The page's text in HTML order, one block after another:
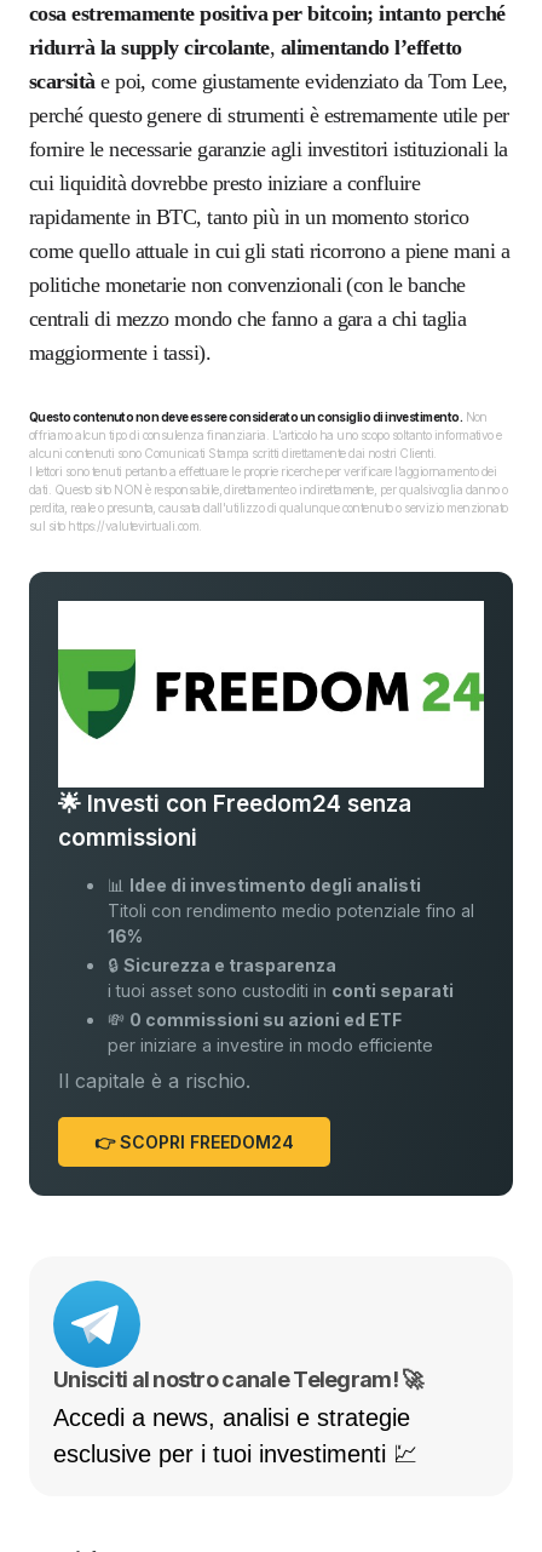
cosa estremamente positiva per bitcoin; intanto perché
ridurrà la supply circolante, alimentando l’effetto
scarsitàe poi, come giustamente evidenziato da Tom Lee,
perché questo genere di strumenti è estremamente utile per
fornire le necessarie garanzie agli investitori istituzionali la
cui liquidità dovrebbe presto iniziare a confluire
rapidamente in BTC, tanto più in un momento storico
come quello attuale in cui gli stati ricorrono a piene mani a
politiche monetarie non convenzionali (con le banche
centrali di mezzo mondo che fanno a gara a chi taglia
maggiormente i tassi).
Questo contenuto non deve essere considerato un consiglio di investimento. Non
offriamo alcun tipo di consulenza finanziaria. L’articolo ha uno scopo soltanto informativo e
alcuni contenuti sono Comunicati Stampa scritti direttamente dai nostri Clienti.
I lettori sono tenuti pertanto a effettuare le proprie ricerche per verificare l’aggiornamento dei
dati. Questo sito NON è responsabile, direttamente o indirettamente, per qualsivoglia danno o
perdita, reale o presunta, causata dall'utilizzo di qualunque contenuto o servizio menzionato
sul sito https://valutevirtuali.com.
🌟 Investi con Freedom24 senza
commissioni
📊 Idee di investimento degli analisti
Titoli con rendimento medio potenziale fino al
16%
🔒Sicurezza e trasparenza
i tuoi asset sono custoditi in conti separati
💸 0 commissioni su azioni ed ETF
per iniziare a investire in modo efficiente
Il capitale è a rischio.
👉 SCOPRI FREEDOM24
Unisciti al nostro canale Telegram! 🚀
Accedi a news, analisi e strategie
esclusive per i tuoi investimenti 💹